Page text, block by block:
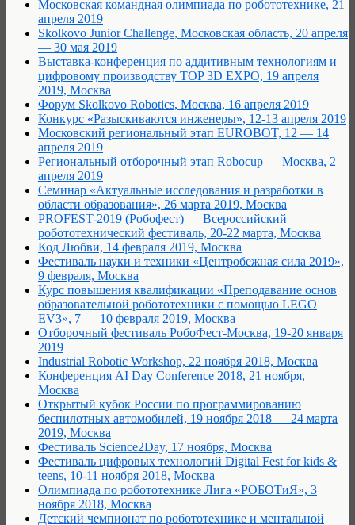
Московская командная олимпиада по робототехнике, 21
апреля 2019
Skolkovo Junior Challenge, Московская область, 20 апреля
— 30 мая 2019
Выставка-конференция по аддитивным технологиям и
цифровому производству TOP 3D EXPO, 19 апреля
2019, Москва
Форум Skolkovo Robotics, Москва, 16 апреля 2019
Конкурс «Разыскиваются инженеры», 12-13 апреля 2019
Московский региональный этап EUROBOT, 12 — 14
апреля 2019
Региональный отборочный этап Robocup — Москва, 2
апреля 2019
Семинар «Актуальные исследования и разработки в
области образования», 26 марта 2019, Москва
PROFEST-2019 (Робофест) — Всероссийский
робототехнический фестиваль, 20-22 марта, Москва
Код Любви, 14 февраля 2019, Москва
Фестиваль науки и техники «Центробежная сила 2019»,
9 февраля, Москва
Курс повышения квалификации «Преподавание основ
образовательной робототехники с помощью LEGO
EV3», 7 — 10 февраля 2019, Москва
Отборочный фестиваль РобоФест-Москва, 19-20 января
2019
Industrial Robotic Workshop, 22 ноября 2018, Москва
Конференция AI Day Conference 2018, 21 ноября,
Москва
Открытый кубок России по программированию
беспилотных автомобилей, 19 ноября 2018 — 24 марта
2019, Москва
Фестиваль Science2Day, 17 ноября, Москва
Фестиваль цифровых технологий Digital Fest for kids &
teens, 10-11 ноября 2018, Москва
Олимпиада по робототехнике Лига «РОБОТиЯ», 3
ноября 2018, Москва
Детский чемпионат по робототехнике и ментальной